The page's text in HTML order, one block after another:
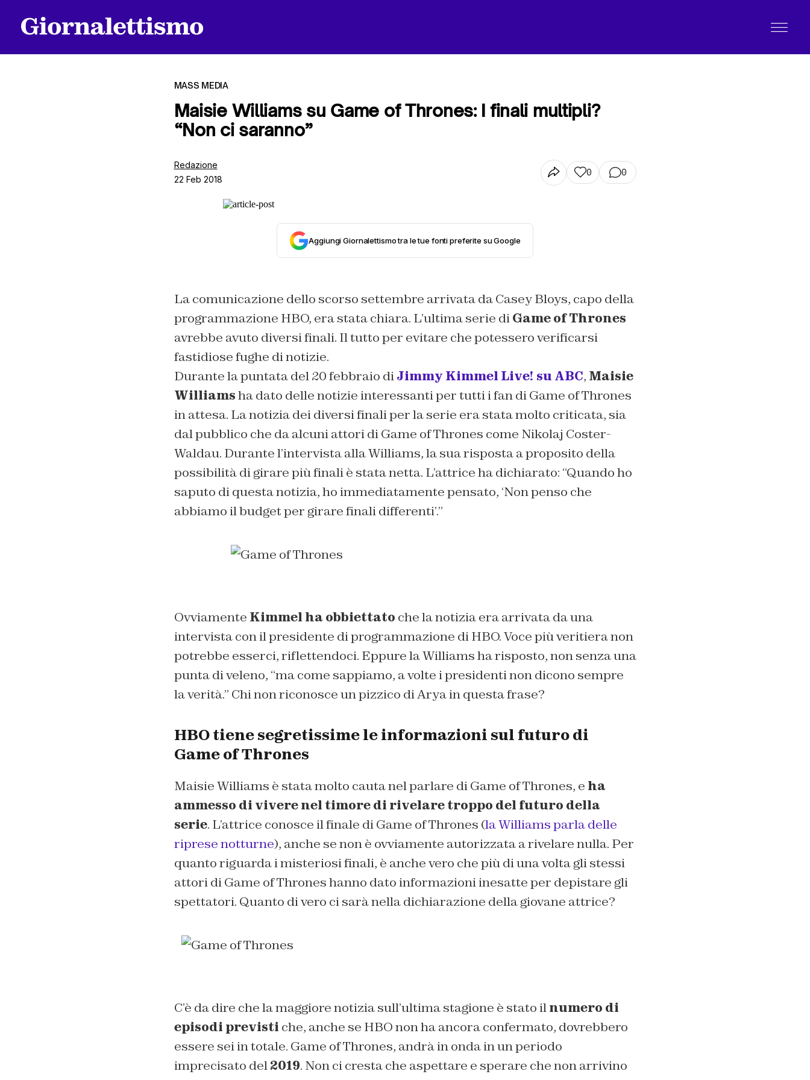
MASS MEDIA
Maisie Williams su Game of Thrones: I finali multipli?
“Non ci saranno”
Redazione
22 Feb 2018
0 0
Aggiungi Giornalettismo tra le tue fonti preferite su Google
La comunicazione dello scorso settembre arrivata da Casey Bloys, capo della
programmazione HBO, era stata chiara. L’ultima serie diGame of Thrones
avrebbe avuto diversi finali. Il tutto per evitare che potessero verificarsi
fastidiose fughe di notizie.
Durante la puntata del 20 febbraio di Jimmy Kimmel Live! su ABC, Maisie
Williamsha dato delle notizie interessanti per tutti i fan di Game of Thrones
in attesa. La notizia dei diversi finali per la serie era stata molto criticata, sia
dal pubblico che da alcuni attori di Game of Thrones come Nikolaj Coster-
Waldau. Durante l’intervista alla Williams, la sua risposta a proposito della
possibilità di girare più finali è stata netta. L’attrice ha dichiarato: “Quando ho
saputo di questa notizia, ho immediatamente pensato, ‘Non penso che
abbiamo il budget per girare finali differenti’.”
Ovviamente Kimmel ha obbiettato che la notizia era arrivata da una
intervista con il presidente di programmazione di HBO. Voce più veritiera non
potrebbe esserci, riflettendoci. Eppure la Williams ha risposto, non senza una
punta di veleno, “ma come sappiamo, a volte i presidenti non dicono sempre
la verità.” Chi non riconosce un pizzico di Arya in questa frase?
HBO tiene segretissime le informazioni sul futuro di
Game of Thrones
Maisie Williams è stata molto cauta nel parlare di Game of Thrones, e ha
ammesso di vivere nel timore di rivelare troppo del futuro della
serie. L’attrice conosce il finale di Game of Thrones (la Williams parla delle
riprese notturne), anche se non è ovviamente autorizzata a rivelare nulla. Per
quanto riguarda i misteriosi finali, è anche vero che più di una volta gli stessi
attori di Game of Thrones hanno dato informazioni inesatte per depistare gli
spettatori. Quanto di vero ci sarà nella dichiarazione della giovane attrice?
C’è da dire che la maggiore notizia sull’ultima stagione è stato ilnumero di
episodi previsti che, anche se HBO non ha ancora confermato, dovrebbero
essere sei in totale. Game of Thrones, andrà in onda in un periodo
imprecisato del2019. Non ci cresta che aspettare e sperare che non arrivino